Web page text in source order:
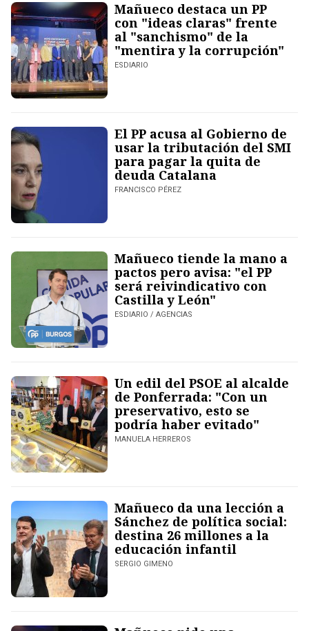
Mañueco destaca un PP
con "ideas claras" frente
al "sanchismo" de la
"mentira y la corrupción"
ESDIARIO
El PP acusa al Gobierno de
usar la tributación del SMI
para pagar la quita de
deuda Catalana
FRANCISCO PÉREZ
Mañueco tiende la mano a
pactos pero avisa: "el PP
será reivindicativo con
Castilla y León"
ESDIARIO / AGENCIAS
Un edil del PSOE al alcalde
de Ponferrada: "Con un
preservativo, esto se
podría haber evitado"
MANUELA HERREROS
Mañueco da una lección a
Sánchez de política social:
destina 26 millones a la
educación infantil
SERGIO GIMENO